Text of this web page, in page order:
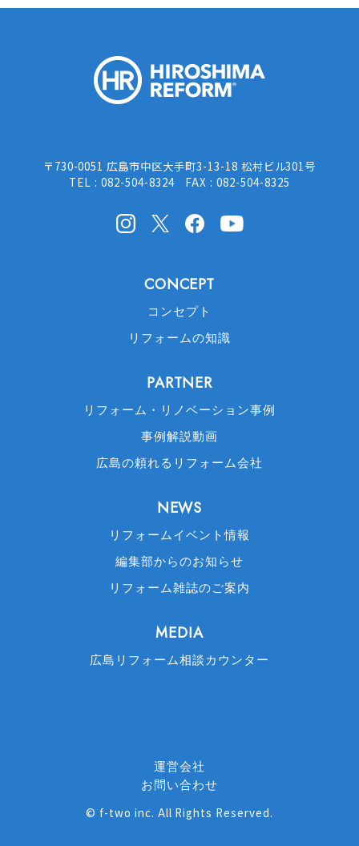
〒730-0051 広島市中区大手町3-13-18 松村ビル301号
TEL : 082-504-8324 FAX : 082-504-8325
InstagramX(Twitter)facebook
CONCEPT
コンセプト
リフォームの知識
PARTNER
リフォーム・リノベーション事例
事例解説動画
広島の頼れるリフォーム会社
NEWS
リフォームイベント情報
編集部からのお知らせ
リフォーム雑誌のご案内
MEDIA
広島リフォーム相談カウンター
運営会社
お問い合わせ
©f-two inc. All Rights Reserved.